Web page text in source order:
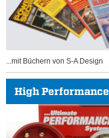
...mit Büchern von S-A Design
High